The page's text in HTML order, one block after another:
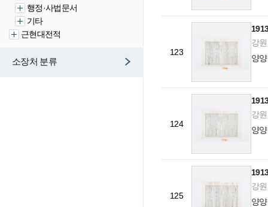
행정·사법문서
기타
근현대전적
소장처 분류
123
강
양
124
강
양
125
강
양